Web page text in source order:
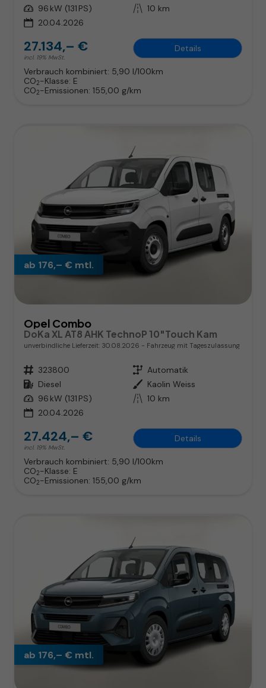
Leistung 96 kW (131 PS) Kilometerstand 10 km
20.04.2026
27.134,– €
incl. 19% MwSt.
Details
Verbrauch kombiniert: 5,90 l/100km
CO2-Klasse: E
CO2-Emissionen: 155,00 g/km
ab 176,– € mtl.
Opel Combo
DoKa XL AT8 AHK TechnoP 10"Touch Kam
unverbindliche Lieferzeit: 30.08.2026 Fahrzeug mit Tageszulassung
Fahrzeugnr. 323800 Getriebe Automatik
Kraftstoff Diesel Außenfarbe Kaolin Weiss
Leistung 96 kW (131 PS) Kilometerstand 10 km
20.04.2026
27.424,– €
incl. 19% MwSt.
Details
Verbrauch kombiniert: 5,90 l/100km
CO2-Klasse: E
CO2-Emissionen: 155,00 g/km
ab 176,– € mtl.